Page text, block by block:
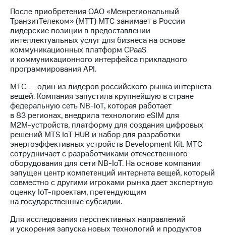
После приобретения ОАО «Межрегиональный
ТранзитТелеком» (МТТ) МТС занимает в России
лидерские позиции в предоставлении
интеллектуальных услуг для бизнеса на основе
коммуникационных платформ CPaaS
и коммуникационного интерфейса прикладного
программирования API.
МТС — один из лидеров российского рынка интернета
вещей. Компания запустила крупнейшую в стране
федеральную сеть NB-IoT, которая работает
в 83 регионах, внедрила технологию eSIM для
М2М-устройств, платформу для создания цифровых
решений MTS IoT HUВ и набор для разработки
энергоэффективных устройств Development Kit. МТС
сотрудничает с разработчиками отечественного
оборудования для сети NB-IoT. На основе компании
запущен центр компетенций интернета вещей, который
совместно с другими игроками рынка дает экспертную
оценку IoT-проектам, претендующим
на государственные субсидии.
Для исследования перспективных направлений
и ускорения запуска новых технологий и продуктов